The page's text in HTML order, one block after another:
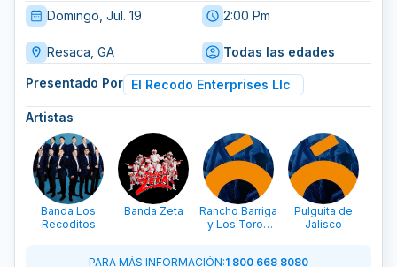
Domingo, Jul. 19 2:00 Pm
Resaca, GA Todas las edades
Presentado Por El Recodo Enterprises Llc
Artistas
Banda Los
Recoditos
Banda Zeta
Rancho Barriga
y Los Toros
Pulguita de
Jalisco
PARA MÁS INFORMACIÓN:1 800 668 8080